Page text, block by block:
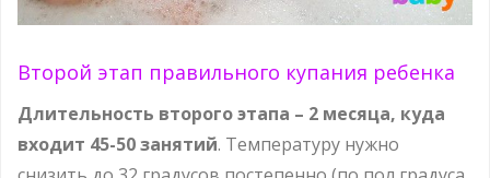
Второй этап правильного купания ребенка
Длительность второго этапа – 2 месяца, куда
входит 45-50 занятий. Температуру нужно